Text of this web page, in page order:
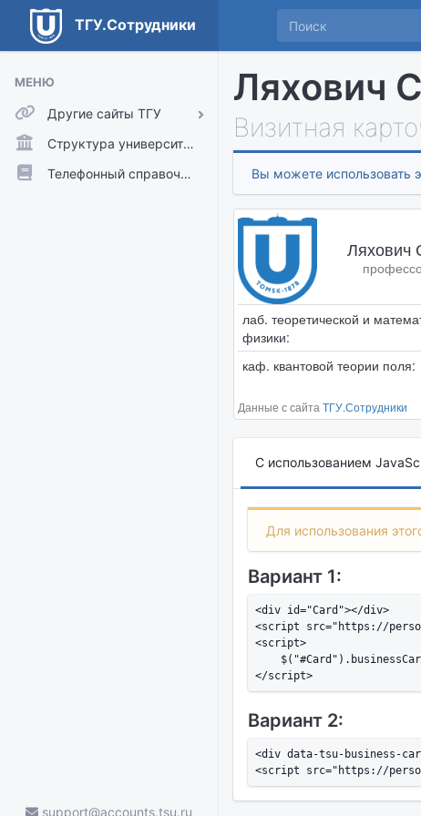
ТГУ.Сотрудники
МЕНЮ
Другие сайты ТГУ
ТГУ.Аккаунты
ТГУ.Расписание
Структура университета
Телефонный справочник
support@accounts.tsu.ru
Ляхович
Визитная
Вы можете использовать
Ляхович
лаб. теоретической и
физики:
каф. квантовой теории поля:
Данные с сайта ТГУ.Сотрудники
С использованием
Для использования
Вариант 1:
<div id="Card"></div>
<script src="https://
<script>
Вариант 2:
<div data-tsu-business-